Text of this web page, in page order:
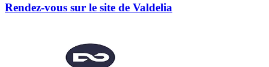
Rendez-vous sur le site de Valdelia